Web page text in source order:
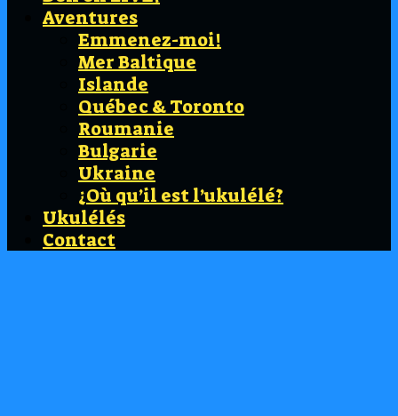
Aventures
Emmenez-moi!
Mer Baltique
Islande
Québec & Toronto
Roumanie
Bulgarie
Ukraine
¿Où qu’il est l’ukulélé?
Ukulélés
Contact